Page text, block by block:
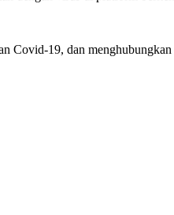
Covid-19, dan